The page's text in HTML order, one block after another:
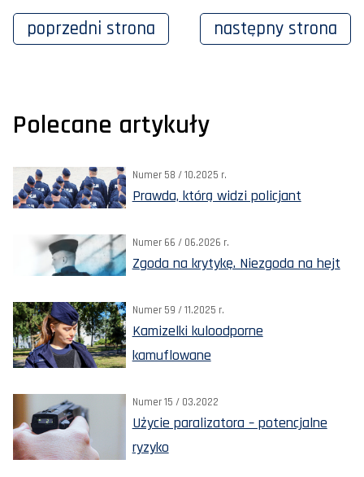
poprzedni strona następny strona
Polecane artykuły
Numer 58 / 10.2025 r.
Prawda, którą widzi policjant
Numer 66 / 06.2026 r.
Zgoda na krytykę. Niezgoda na hejt
Numer 59 / 11.2025 r.
Kamizelki kuloodporne
kamuflowane
Numer 15 / 03.2022
Użycie paralizatora – potencjalne
ryzyko